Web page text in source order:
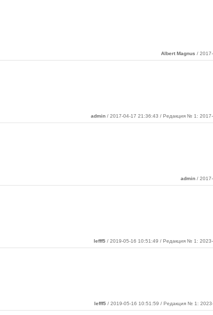
Albert Magnus /
admin / 2017-04-17 21:36:43 / Редакция № 1:
admin /
lefff5 / 2019-05-16 10:51:49 / Редакция № 1:
lefff5 / 2019-05-16 10:51:59 / Редакция № 1: